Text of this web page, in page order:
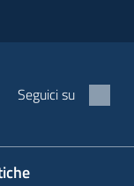
Seguici su